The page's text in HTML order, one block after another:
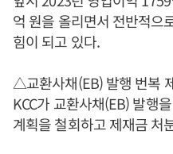
억 원을 올리면서 전반적으
힘이 되고 있다.
△교환사채(EB) 발행 번복
KCC가 교환사채(EB) 발행
계획을 철회하고 제재금 처